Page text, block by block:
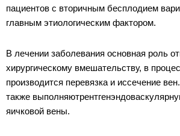
пациентов с вторичным бесплодием
главным этиологическим фактором.
В лечении заболевания основная роль
хирургическому вмешательству, в
производится перевязка и иссечение
также
яичковой вены.